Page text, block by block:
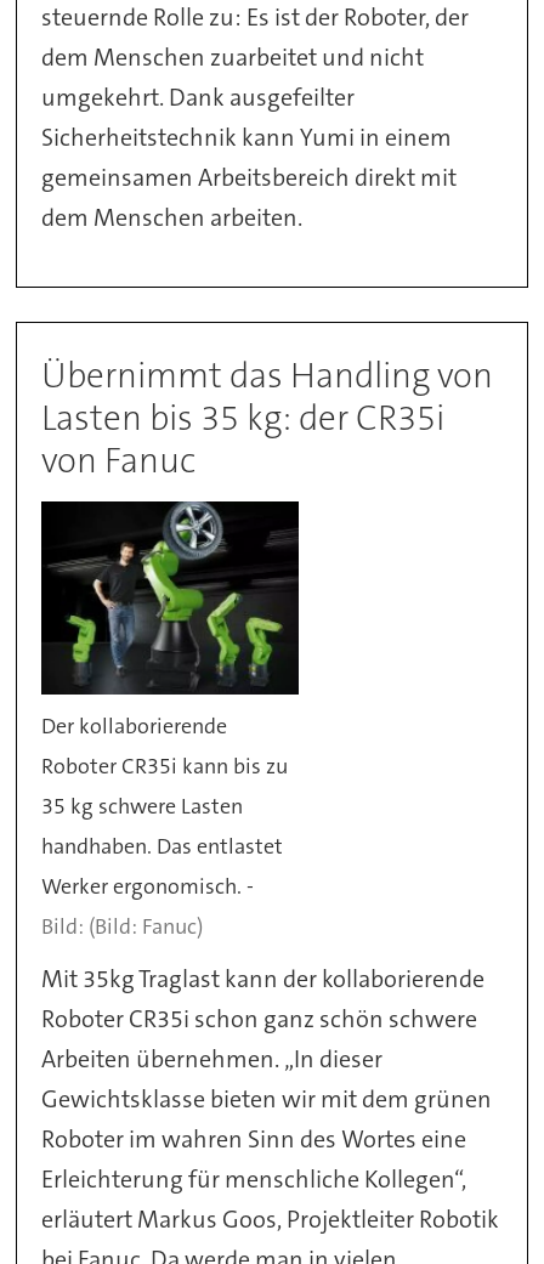
steuernde Rolle zu: Es ist der Roboter, der
dem Menschen zuarbeitet und nicht
umgekehrt. Dank ausgefeilter
Sicherheitstechnik kann Yumi in einem
gemeinsamen Arbeitsbereich direkt mit
dem Menschen arbeiten.
Übernimmt das Handling von
Lasten bis 35 kg: der CR35i
von Fanuc
Der kollaborierende
Roboter CR35i kann bis zu
35 kg schwere Lasten
handhaben. Das entlastet
Werker ergonomisch. -
(Bild: Fanuc)
Mit 35kg Traglast kann der kollaborierende
Roboter CR35i schon ganz schön schwere
Arbeiten übernehmen. „In dieser
Gewichtsklasse bieten wir mit dem grünen
Roboter im wahren Sinn des Wortes eine
Erleichterung für menschliche Kollegen“,
erläutert Markus Goos, Projektleiter Robotik